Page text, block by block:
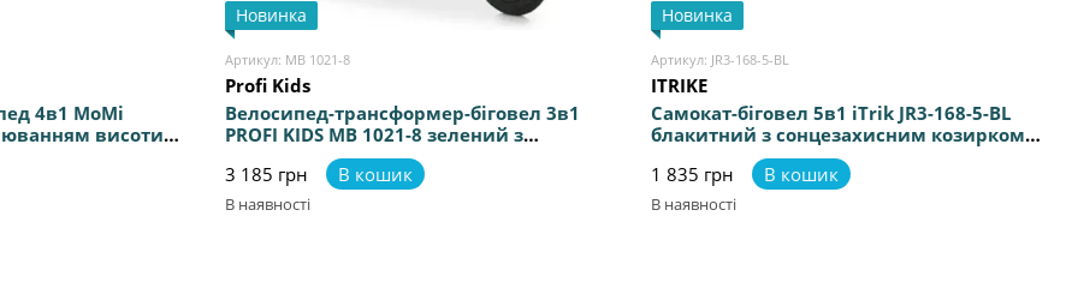
4в1 MoMi
висоти
кнопкою,
телескопічна
Новинка
Артикул: MB 1021-8
Profi Kids
Велосипед-трансформер-біговел 3в1
PROFI KIDS MB 1021-8 зелений з
батьківською ручкою, регулювання
висоти керма
3 185 грн В кошик
В наявності
Новинка
Артикул: JR3-168-5-BL
ITRIKE
Самокат-біговел 5в1 iTrik JR3-168-5-BL
блакитний з сонцезахисним козирком,
батьківська ручка, кошик, передні
колеса світяться
1 835 грн В кошик
В наявності